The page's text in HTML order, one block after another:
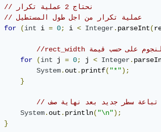
// نحتاج 2 عملية تكرار
// عملية تكرار من اجل طول المستطيل
for
(int i = 0; i < Integer. parseInt(
for
(int j = 0; j < Integer.
System. out . printf( "*");
}
// تباعة سطر جديد بعد نهاية صف
System. out . println( "\n");
}